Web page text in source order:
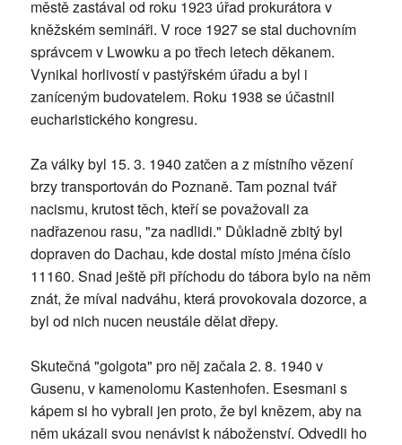
městě zastával od roku 1923 úřad prokurátora v
kněžském semináři. V roce 1927 se stal duchovním
správcem v Lwowku a po třech letech děkanem.
Vynikal horlivostí v pastýřském úřadu a byl i
zaníceným budovatelem. Roku 1938 se účastnil
eucharistického kongresu.
Za války byl 15. 3. 1940 zatčen a z místního vězení
brzy transportován do Poznaně. Tam poznal tvář
nacismu, krutost těch, kteří se považovali za
nadřazenou rasu, "za nadlidi." Důkladně zbitý byl
dopraven do Dachau, kde dostal místo jména číslo
11160. Snad ještě při příchodu do tábora bylo na něm
znát, že míval nadváhu, která provokovala dozorce, a
byl od nich nucen neustále dělat dřepy.
Skutečná "golgota" pro něj začala 2. 8. 1940 v
Gusenu, v kamenolomu Kastenhofen. Esesmani s
kápem si ho vybrali jen proto, že byl knězem, aby na
něm ukázali svou nenávist k náboženství. Odvedli ho